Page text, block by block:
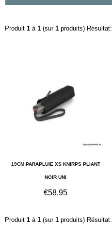
Produit 1 à 1 (sur 1 produits) Résultat:
19CM PARAPLUIE XS KNIRPS PLIANT
NOIR UNI
€58,95
Produit 1 à 1 (sur 1 produits) Résultat: